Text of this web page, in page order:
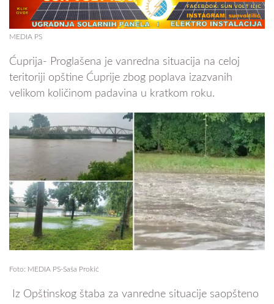
MEDIA PS
Ćuprija- Proglašena je vanredna situacija na celoj
teritoriji opštine Ćuprije zbog poplava izazvanih
velikom količinom padavina u kratkom roku.
Foto: MEDIA PS-Saša Prokić
Iz Opštinskog štaba za vanredne situacije saopšteno